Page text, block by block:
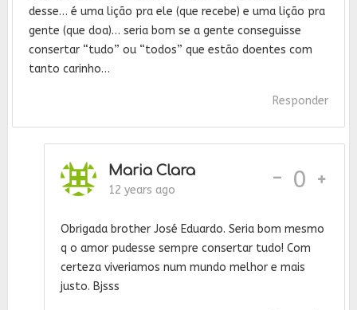
desse… é uma lição pra ele (que recebe) e uma lição pra
gente (que doa)… seria bom se a gente conseguisse
consertar “tudo” ou “todos” que estão doentes com
tanto carinho…
Responder
Maria Clara
12 years ago - 0
Obrigada brother José Eduardo. Seria bom mesmo
q o amor pudesse sempre consertar tudo! Com
certeza viveriamos num mundo melhor e mais
justo. Bjsss